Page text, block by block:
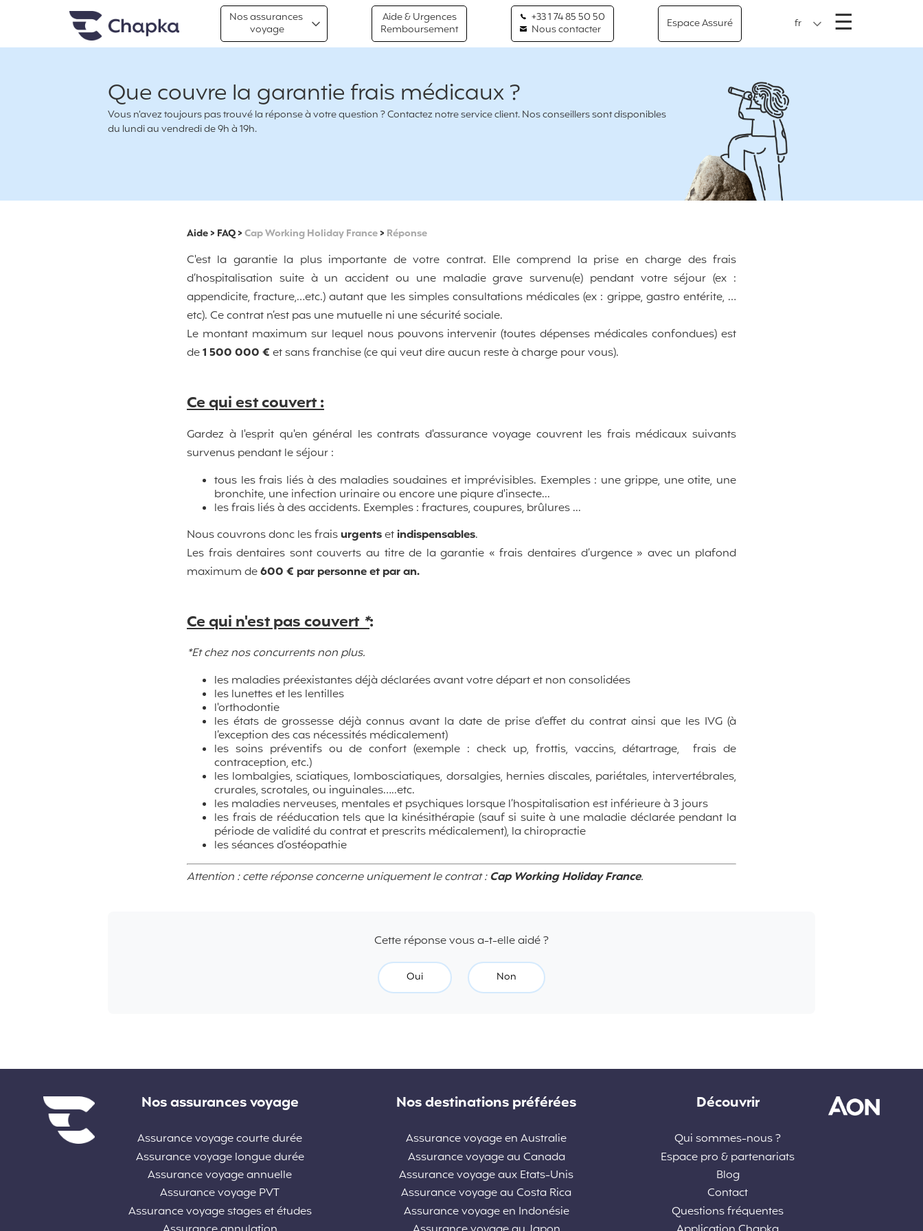
Chapka Assurances VoyagesNos assurances
voyage
Aide & Urgences
Remboursement
+33 1 74 85 50 50
Nous contacter
Espace Assuré fr ☰
Que couvre la garantie frais médicaux ?
Vous n’avez toujours pas trouvé la réponse à votre question ? Contactez notre service client. Nos conseillers sont disponibles
du lundi au vendredi de 9h à 19h.
Aide> FAQ>Cap Working Holiday France> Réponse
C'est la garantie la plus importante de votre contrat. Elle comprend la prise en charge des frais
d’hospitalisation suite à un accident ou une maladie grave survenu(e) pendant votre séjour (ex :
appendicite, fracture,…etc.) autant que les simples consultations médicales (ex : grippe, gastro entérite, …
etc). Ce contrat n’est pas une mutuelle ni une sécurité sociale.
Le montant maximum sur lequel nous pouvons intervenir (toutes dépenses médicales confondues) est
de1 500 000 € et sans franchise (ce qui veut dire aucun reste à charge pour vous).
Ce qui est couvert :
Gardez à l'esprit qu'en général les contrats d'assurance voyage couvrent les frais médicaux suivants
survenus pendant le séjour :
tous les frais liés à des maladies soudaines et imprévisibles. Exemples : une grippe, une otite, une
bronchite, une infection urinaire ou encore une piqure d'insecte...
les frais liés à des accidents. Exemples : fractures, coupures, brûlures ...
Nous couvrons donc les fraisurgentset indispensables.
Les frais dentaires sont couverts au titre de la garantie « frais dentaires d’urgence » avec un plafond
maximum de600 € par personne et par an.
Ce qui n'est pas couvert*:
*Et chez nos concurrents non plus.
les maladies préexistantes déjà déclarées avant votre départ et non consolidées
les lunettes et les lentilles
l'orthodontie
les états de grossesse déjà connus avant la date de prise d’effet du contrat ainsi que les IVG (à
l’exception des cas nécessités médicalement)
les soins préventifs ou de confort (exemple : check up, frottis, vaccins, détartrage, frais de
contraception, etc.)
les lombalgies, sciatiques, lombosciatiques, dorsalgies, hernies discales, pariétales, intervertébrales,
crurales, scrotales, ou inguinales…..etc.
les maladies nerveuses, mentales et psychiques lorsque l’hospitalisation est inférieure à 3 jours
les frais de rééducation tels que la kinésithérapie (sauf si suite à une maladie déclarée pendant la
période de validité du contrat et prescrits médicalement), la chiropractie
les séances d’ostéopathie
Attention : cette réponse concerne uniquement le contrat :Cap Working Holiday France.
Cette réponse vous a-t-elle aidé ?
Oui Non
Liens divers Nos assurances voyage
Assurance voyage courte durée
Assurance voyage longue durée
Assurance voyage annuelle
Assurance voyage PVT
Assurance voyage stages et études
Nos destinations préférées
Assurance voyage en Australie
Assurance voyage au Canada
Assurance voyage aux Etats-Unis
Assurance voyage au Costa Rica
Assurance voyage en Indonésie
Découvrir
Qui sommes-nous ?
Espace pro & partenariats
Blog
Contact
Questions fréquentes